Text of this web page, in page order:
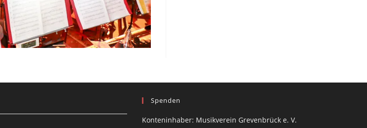
Spenden
Konteninhaber: Musikverein Grevenbrück e. V.